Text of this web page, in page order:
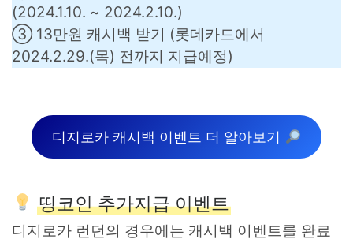
(2024.1.10. ~ 2024.2.10.)
③ 13만원 캐시백 받기 (롯데카드에서
2024.2.29.(목) 전까지 지급예정)
디지로카 캐시백 이벤트 더 알아보기
띵코인 추가지급 이벤트
디지로카 런던의 경우에는 캐시백 이벤트를 완료